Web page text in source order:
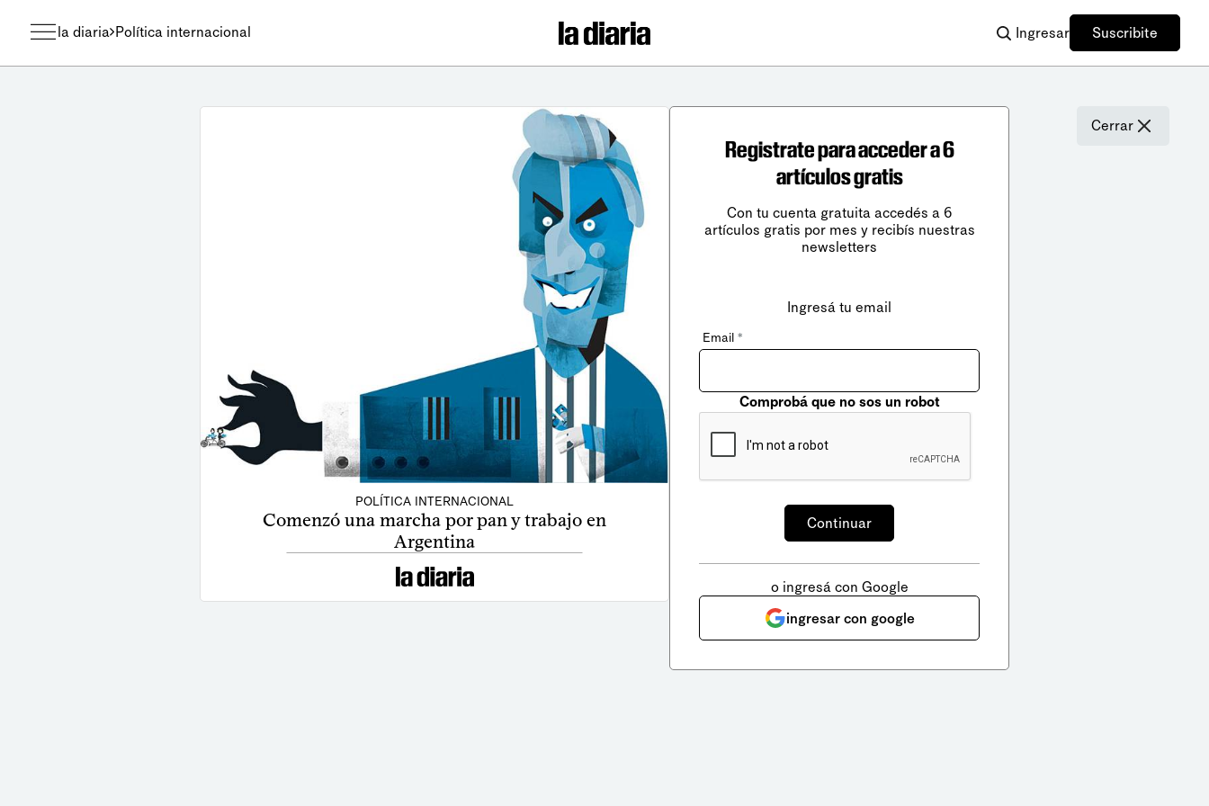
la diaria Política internacional Ingresar Suscribite
POLÍTICA INTERNACIONAL
Comenzó una marcha por pan y trabajo en
Argentina
Cerrar
Registrate para acceder a 6
artículos gratis
Con tu cuenta gratuita accedés a 6
artículos gratis por mes y recibís nuestras
newsletters
Ingresá tu email
Email *
Comprobá que no sos un robot
o ingresá con Google
ingresar con google